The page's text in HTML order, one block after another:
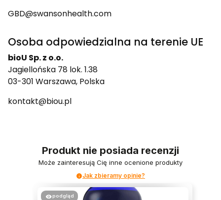
GBD@swansonhealth.com
Osoba odpowiedzialna na terenie UE
bioU Sp. z o.o.
Jagiellońska 78 lok. 1.38
03-301 Warszawa, Polska
kontakt@biou.pl
Produkt nie posiada recenzji
Może zainteresują Cię inne ocenione produkty
Jak zbieramy opinie?
podgląd